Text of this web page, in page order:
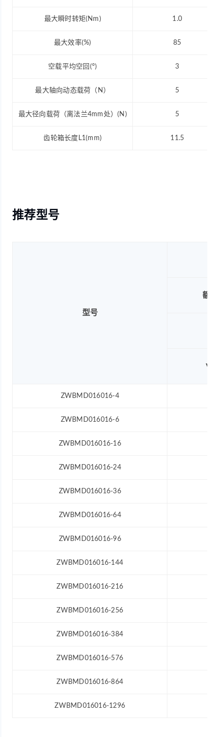
最大瞬时转矩(Nm) 1.0
最大效率(%) 85
空载平均空回(°) 3
最大轴向动态载荷（N） 5
最大径向载荷（离法兰4mm处）(N) 5
齿轮箱长度L1(mm) 11.5
推荐型号
型号
额
ZWBMD016016-4
ZWBMD016016-6
ZWBMD016016-16
ZWBMD016016-24
ZWBMD016016-36
ZWBMD016016-64
ZWBMD016016-96
ZWBMD016016-144
ZWBMD016016-216
ZWBMD016016-256
ZWBMD016016-384
ZWBMD016016-576
ZWBMD016016-864
ZWBMD016016-1296